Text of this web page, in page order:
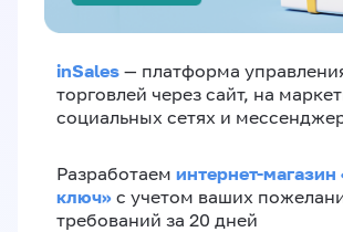
inSales — платформа
торговлей через сайт, на
социальных сетях и
Разработаем интернет-магазин
ключ»‎ с учетом ваших
требований за 20 дней